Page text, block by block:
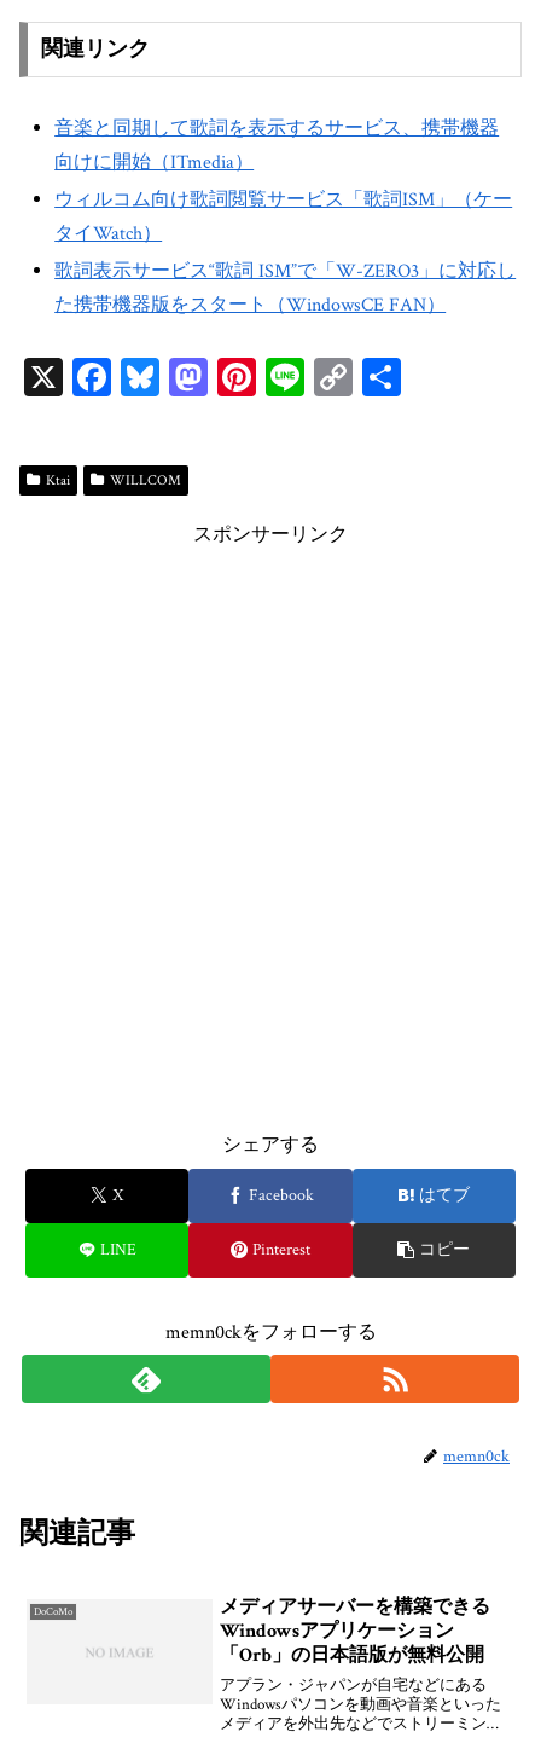
関連リンク
音楽と同期して歌詞を表示するサービス、携帯機器
向けに開始（ITmedia）
ウィルコム向け歌詞閲覧サービス「歌詞ISM」（ケー
タイWatch）
歌詞表示サービス“歌詞 ISM”で「W-ZERO3」に対応し
た携帯機器版をスタート（WindowsCE FAN）
X Fa
bo
ok
Bl
sk
y
M
n
Pi
t
Li C
Ktai WILLCOM
スポンサーリンク
シェアする
X Facebook はてブ
LINE Pinterest コピー
memn0ckをフォローする
memn0ck
関連記事
DoCoMo
メディアサーバーを構築できる
Windowsアプリケーション
「Orb」の日本語版が無料公開
アプラン・ジャパンが自宅などにある
Windowsパソコンを動画や音楽といった
メディアを外出先などでストリーミング